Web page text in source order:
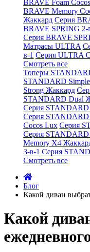
BRAVE Foam Cocos
BRAVE Memory
Жаккард Серия
BRAVE SPRING 2-
Серия BRAVE
Матрасы ULTRA
в-1 Серия ULTRA
Смотреть все
Топеры
STANDARD
Strong Жаккард
STANDARD Dual
Серия
Серия STANDARD
Cocos Lux Серия
Серия
Memory X4
3-в-1 Серия
Смотреть все
Блог
Какой диван
Какой